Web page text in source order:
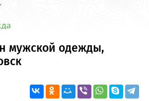
мужской одежды,